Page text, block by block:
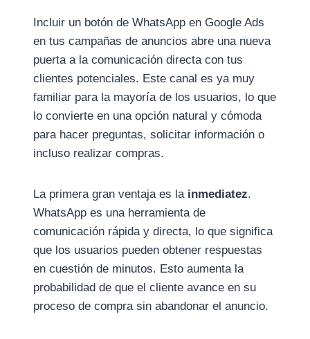
Incluir un botón de WhatsApp en Google Ads
en tus campañas de anuncios abre una nueva
puerta a la comunicación directa con tus
clientes potenciales. Este canal es ya muy
familiar para la mayoría de los usuarios, lo que
lo convierte en una opción natural y cómoda
para hacer preguntas, solicitar información o
incluso realizar compras.
La primera gran ventaja es la inmediatez.
WhatsApp es una herramienta de
comunicación rápida y directa, lo que significa
que los usuarios pueden obtener respuestas
en cuestión de minutos. Esto aumenta la
probabilidad de que el cliente avance en su
proceso de compra sin abandonar el anuncio.